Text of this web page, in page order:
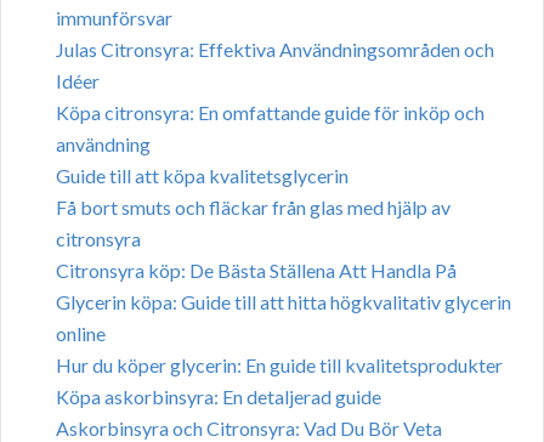
immunförsvar
Julas Citronsyra: Effektiva Användningsområden och
Idéer
Köpa citronsyra: En omfattande guide för inköp och
användning
Guide till att köpa kvalitetsglycerin
Få bort smuts och fläckar från glas med hjälp av
citronsyra
Citronsyra köp: De Bästa Ställena Att Handla På
Glycerin köpa: Guide till att hitta högkvalitativ glycerin
online
Hur du köper glycerin: En guide till kvalitetsprodukter
Köpa askorbinsyra: En detaljerad guide
Askorbinsyra och Citronsyra: Vad Du Bör Veta